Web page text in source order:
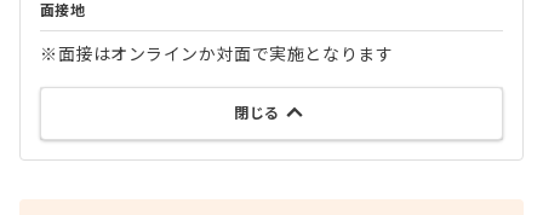
面接地
※面接はオンラインか対面で実施となります
閉じる